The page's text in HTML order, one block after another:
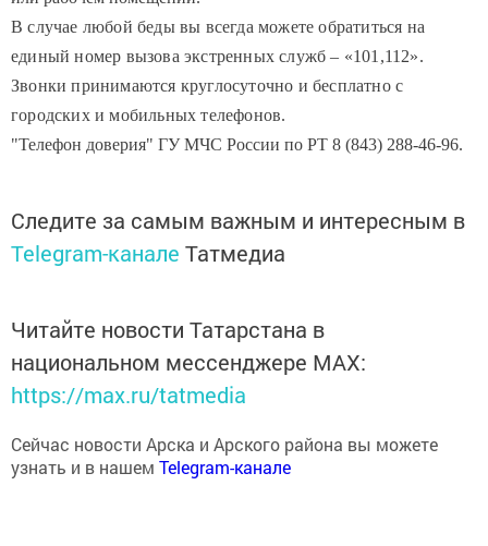
В случае любой беды вы всегда можете обратиться на
единый номер вызова экстренных служб – «101,112».
Звонки принимаются круглосуточно и бесплатно с
городских и мобильных телефонов.
"Телефон доверия" ГУ МЧС России по РТ 8 (843) 288-46-96.
Telegram-каналеТатмедиа
Читайте новости Татарстана в
национальном мессенджере MАХ:
https://max.ru/tatmedia
узнать и в нашемTelegram-канале